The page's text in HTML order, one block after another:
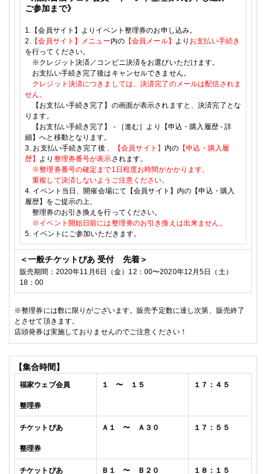
ご参加まで》
1. 【会員サイト】よりイベント整理券のお申し込み。
2. 【会員サイト】メニュー内の【会員メール】 より お支払い手続き
を行ってください。
※クレジット決済／コンビニ決済をお選びいただけます。
お支払い手続き完了後はキャンセルできません。
クレジット決済につきましては、決済完了のメールは配信されま
せん。
【お支払い手続き完了】の画面が表示されますと、決済完了とな
ります。
【お支払い手続き完了】
- ［進む］より【申込・購入履歴-詳
細】へと移動となります。
3. お支払い手続き完了後 、 【会員サイト】 内の 【申込・購入履
歴】 より 整理券番号が表示されます。
※整理券番号の確定まで1 日程度お時間がかかります。
重複して決済しないようご注意ください。
4. イベント当日、開催会場にて【会員サイト】内の【申込・購入
履歴】をご提示の上、
整理券のお引き換えを行ってください。
※イベント開始日前には整理券のお引き換えは出来ません。
5. イベントにご参加いただきます。
＜一般チケットぴあ 受付 先着＞
販売期間： 2020年11 月6 日（金） 12 ： 00〜2020年12 月5日（土）
18 ：00
※整理券には数に限りがございます。販売予定数に達し次第、販売終了
とさせて頂きます。
店頭発券は実施しておりませんのでご注意ください！
【集合時間】
福家ウェブ会員
整理券
１ 〜 １５ １７：４５
チケットぴあ
整理券
Ａ１ 〜 Ａ３０ １７：５５
チケットぴあ Ｂ１ 〜 Ｂ２０ １８：１５